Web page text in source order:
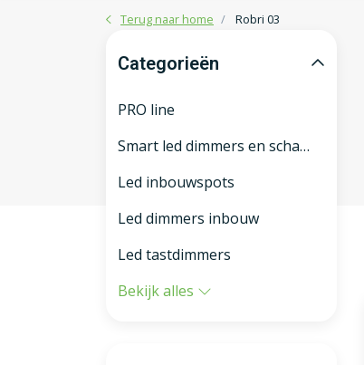
Terug naar home Robri 03
Categorieën
PRO line
Smart led dimmers en schakelaars
Led inbouwspots
Led dimmers inbouw
Led tastdimmers
Bekijk alles